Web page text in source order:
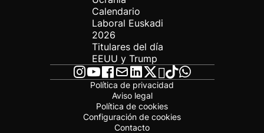
Calendario
Laboral Euskadi
2026
Titulares del día
EEUU y Trump
Política de privacidad
Aviso legal
Política de cookies
Configuración de cookies
Contacto